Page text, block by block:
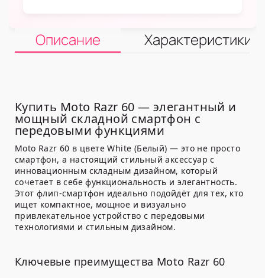
Описание Характеристики
Купить Moto Razr 60 — элегантный и
мощный складной смартфон с
передовыми функциями
Moto Razr 60 в цвете White (Белый) — это не просто
смартфон, а настоящий стильный аксессуар с
инновационным складным дизайном, который
сочетает в себе функциональность и элегантность.
Этот флип-смартфон идеально подойдёт для тех, кто
ищет компактное, мощное и визуально
привлекательное устройство с передовыми
технологиями и стильным дизайном.
Ключевые преимущества Moto Razr 60